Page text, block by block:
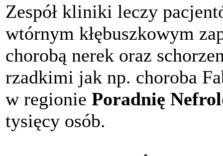
Zespół kliniki leczy
wtórnym kłębuszkowym
chorobą nerek oraz
rzadkimi jak np. choroba
w regionie Poradnię
tysięcy osób.